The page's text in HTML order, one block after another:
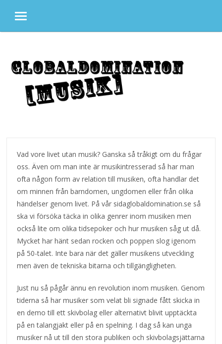
MENU
Vad vore livet utan musik? Ganska så tråkigt om du frågar
oss. Även om man inte är musikintresserad så har man
ofta någon form av relation till musiken, ofta handlar det
om minnen från barndomen, ungdomen eller från olika
händelser genom livet. På vår sidaglobaldomination.se så
ska vi försöka täcka in olika genrer inom musiken men
också lite om olika tidsepoker och hur musiken såg ut då.
Mycket har hänt sedan rocken och poppen slog igenom
på 50-talet. Inte bara när det gäller musikens utveckling
men även de tekniska bitarna och tillgängligheten.
Just nu så pågår ännu en revolution inom musiken. Genom
tiderna så har musiker som velat bli signade fått skicka in
en demo till ett skivbolag eller alternativt blivit upptäckta
på en talangjakt eller på en spelning. I dag så kan unga
musiker nå ut till den stora publiken och skivbolagsjättarna